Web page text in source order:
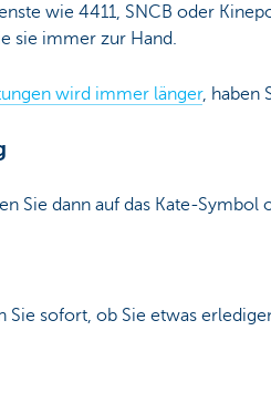
wie 4411, SNCB oder
sie immer zur Hand.
wird immer länger, haben
Sie dann auf das Kate-
Sie sofort, ob Sie etwas